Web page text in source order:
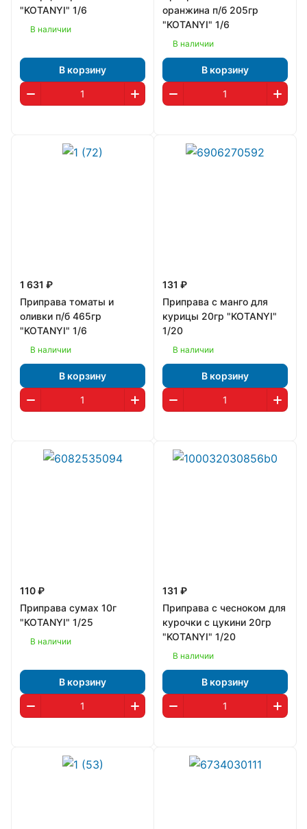
"KOTANYI" 1/6
В наличии
В корзину
оранжина п/б 205гр
"KOTANYI" 1/6
В наличии
В корзину
1 631 ₽
Приправа томаты и
оливки п/б 465гр
"KOTANYI" 1/6
В наличии
В корзину
131 ₽
Приправа с манго для
курицы 20гр "KOTANYI"
1/20
В наличии
В корзину
110 ₽
Приправа сумах 10г
"KOTANYI" 1/25
В наличии
В корзину
131 ₽
Приправа с чесноком для
курочки с цукини 20гр
"KOTANYI" 1/20
В наличии
В корзину